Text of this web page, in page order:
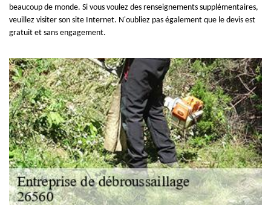
beaucoup de monde. Si vous voulez des renseignements supplémentaires,
veuillez visiter son site Internet. N'oubliez pas également que le devis est
gratuit et sans engagement.